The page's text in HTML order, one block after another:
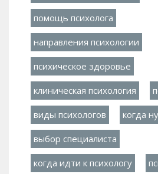
помощь психолога
направления психологии
психическое здоровье
клиническая психология
виды психологов когда
выбор специалиста
когда идти к психологу